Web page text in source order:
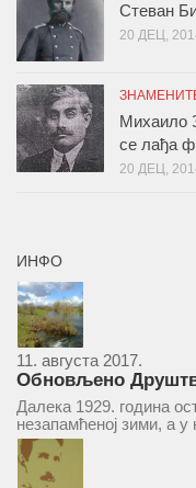
Стеван
20 ДЕЦ,
Михаило
се лађа
20 ДЕЦ,
ИНФО
11. августа 2017.
Обновљено
и књижница“ у
Далека 1929. година
незапамћеној зими, а
Друштва „Српска
Врепцу“. Потакнути
уздизањем група...